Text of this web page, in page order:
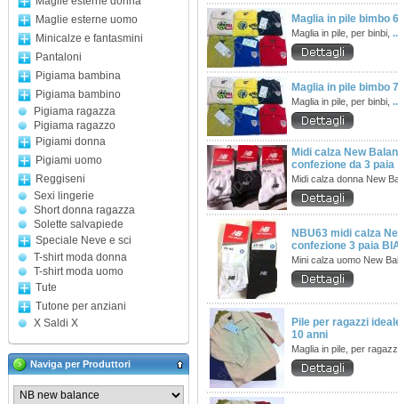
Maglie esterne uomo
Minicalze e fantasmini
Pantaloni
Pigiama bambina
Pigiama bambino
Pigiama ragazza
Pigiama ragazzo
Pigiami donna
Pigiami uomo
Reggiseni
Sexi lingerie
Short donna ragazza
Solette salvapiede
Speciale Neve e sci
T-shirt moda donna
T-shirt moda uomo
Tute
Tutone per anziani
X Saldi X
Naviga per Produttori
Maglia in pile bimbo
Maglia in pile, per binbi,
Maglia in pile bimbo
Maglia in pile, per binbi,
Midi calza New
confezione da 3 paia
Midi calza donna New
NBU63 midi calza
confezione 3 paia
Mini calza uomo New
Pile per ragazzi
10 anni
Maglia in pile, per